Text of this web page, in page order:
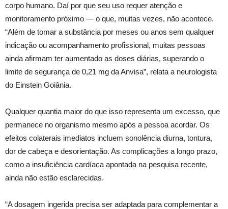
corpo humano. Daí por que seu uso requer atenção e
monitoramento próximo — o que, muitas vezes, não acontece.
“Além de tomar a substância por meses ou anos sem qualquer
indicação ou acompanhamento profissional, muitas pessoas
ainda afirmam ter aumentado as doses diárias, superando o
limite de segurança de 0,21 mg da Anvisa”, relata a neurologista
do Einstein Goiânia.
Qualquer quantia maior do que isso representa um excesso, que
permanece no organismo mesmo após a pessoa acordar. Os
efeitos colaterais imediatos incluem sonolência diurna, tontura,
dor de cabeça e desorientação. As complicações a longo prazo,
como a insuficiência cardíaca apontada na pesquisa recente,
ainda não estão esclarecidas.
“A dosagem ingerida precisa ser adaptada para complementar a